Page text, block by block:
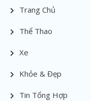
Trang Chủ
Thể Thao
Xe
Khỏe & Đẹp
Tin Tổng Hợp